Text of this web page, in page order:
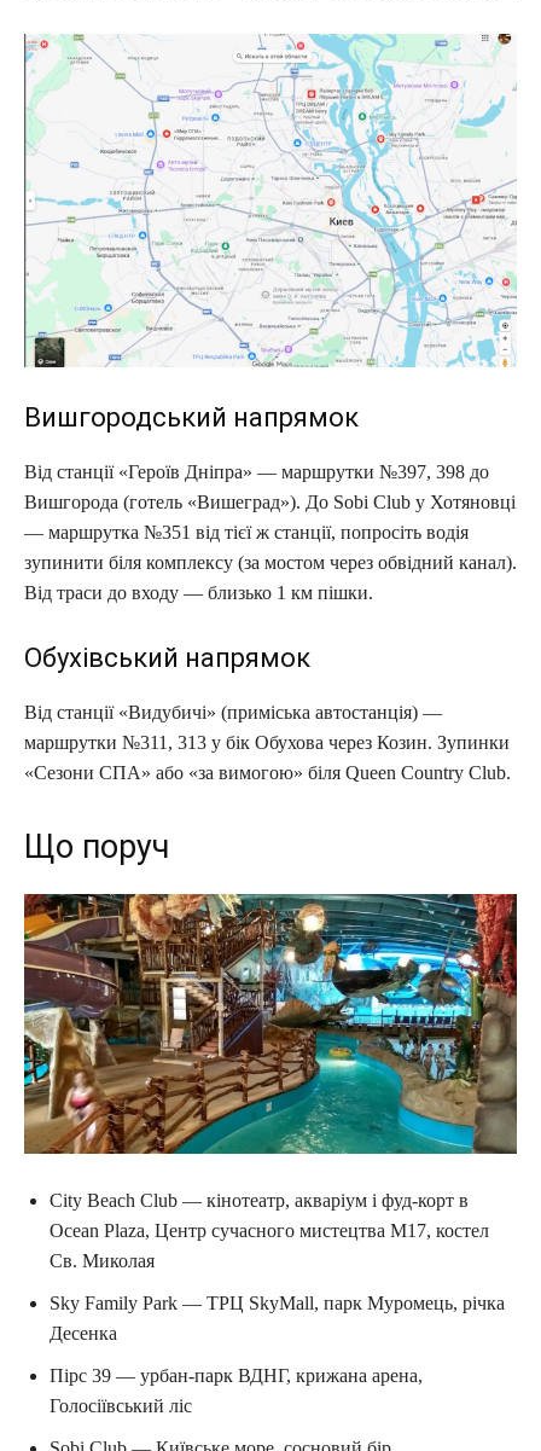
Вишгородський напрямок
Від станції «Героїв Дніпра» — маршрутки №397, 398 до
Вишгорода (готель «Вишеград»). До Sobi Club у Хотяновці
— маршрутка №351 від тієї ж станції, попросіть водія
зупинити біля комплексу (за мостом через обвідний канал).
Від траси до входу — близько 1 км пішки.
Обухівський напрямок
Від станції «Видубичі» (приміська автостанція) —
маршрутки №311, 313 у бік Обухова через Козин. Зупинки
«Сезони СПА» або «за вимогою» біля Queen Country Club.
Що поруч
City Beach Club — кінотеатр, акваріум і фуд-корт в
Ocean Plaza, Центр сучасного мистецтва М17, костел
Св. Миколая
Sky Family Park — ТРЦ SkyMall, парк Муромець, річка
Десенка
Пірс 39 — урбан-парк ВДНГ, крижана арена,
Голосіївський ліс